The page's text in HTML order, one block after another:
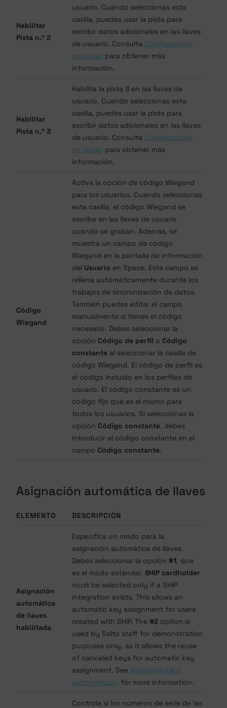
Habilitar
Pista n.º 2
usuario. Cuando seleccionas esta
casilla, puedes usar la pista para
escribir datos adicionales en las llaves
de usuario. Consulta Configuración
de pistas para obtener más
información.
Habilitar
Pista n.º 3
Habilita la pista 3 en las llaves de
usuario. Cuando seleccionas esta
casilla, puedes usar la pista para
escribir datos adicionales en las llaves
de usuario. Consulta Configuración
de pistas para obtener más
información.
Código
Wiegand
Activa la opción de código Wiegand
para los usuarios. Cuando seleccionas
esta casilla, el código Wiegand se
escribe en las llaves de usuario
cuando se graban. Además, se
muestra un campo de código
Wiegand en la pantalla de información
del Usuario en Space. Este campo se
rellena automáticamente durante los
trabajos de sincronización de datos.
También puedes editar el campo
manualmente si tienes el código
necesario. Debes seleccionar la
opción Código de perfil o Código
constante al seleccionar la casilla de
código Wiegand. El código de perfil es
el código incluido en los perfiles de
usuario. El código constante es un
código fijo que es el mismo para
todos los usuarios. Si seleccionas la
opción Código constante, debes
introducir el código constante en el
campo Código constante.
Asignación automática de llaves
ELEMENTO DESCRIPCIÓN
Asignación
automática
de llaves
habilitada
Especifica un modo para la
asignación automática de llaves.
Debes seleccionar la opción #1, que
es el modo estándar. SHIP cardholder
must be selected only if a SHIP
integration exists. This allows an
automatic key assignment for users
created with SHIP. The #2 option is
used by Salto staff for demonstration
purposes only, as it allows the reuse
of canceled keys for automatic key
assignment. See Assigning keys
automatically for more information.
Controla si los números de serie de las